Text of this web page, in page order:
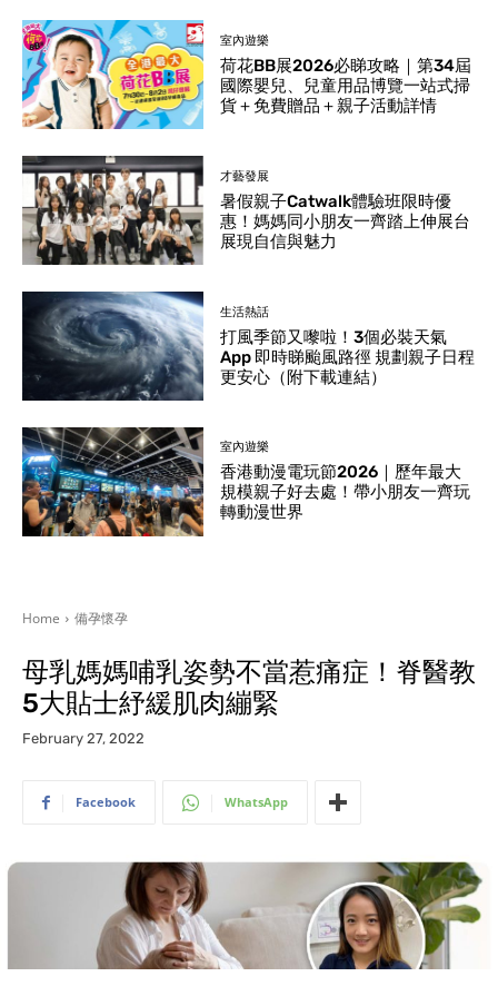
室內遊樂
荷花BB展2026必睇攻略｜第34屆
國際嬰兒、兒童用品博覽一站式掃
貨＋免費贈品＋親子活動詳情
才藝發展
暑假親子Catwalk體驗班限時優
惠！媽媽同小朋友一齊踏上伸展台
展現自信與魅力
生活熱話
打風季節又嚟啦！3個必裝天氣
App 即時睇颱風路徑 規劃親子日程
更安心（附下載連結）
室內遊樂
香港動漫電玩節2026｜歷年最大
規模親子好去處！帶小朋友一齊玩
轉動漫世界